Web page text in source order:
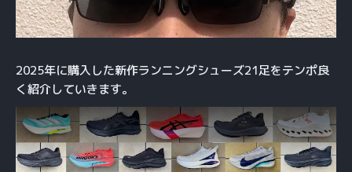
2025年に購入した新作ランニングシューズ21足をテンポ良
く紹介していきます。